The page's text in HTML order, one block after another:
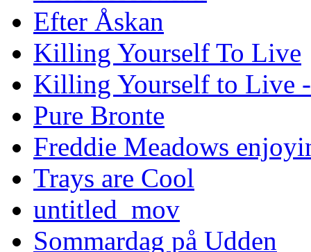
Efter Åskan
Killing Yourself To Live
Killing Yourself to Live -
Pure Bronte
Freddie Meadows
Trays are Cool
untitled_mov
Sommardag på Udden